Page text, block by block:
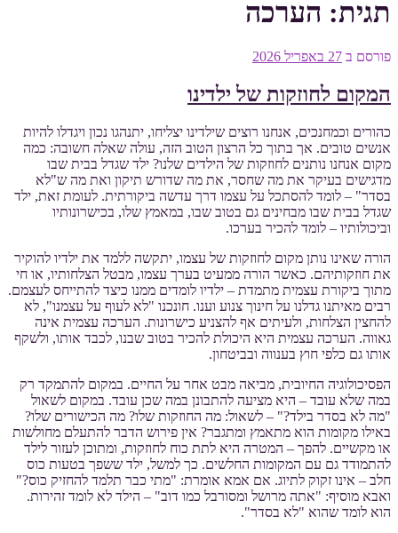
תגית: הערכה
פורסם ב 27 באפריל 2026
המקום לחוזקות של ילדינו
כהורים וכמחנכים, אנחנו רוצים שילדינו יצליחו, יתנהגו נכון ויגדלו להיות
אנשים טובים. אך בתוך כל הרצון הטוב הזה, עולה שאלה חשובה: כמה
מקום אנחנו נותנים לחוזקות של הילדים שלנו? ילד שגדל בבית שבו
מדגישים בעיקר את מה שחסר, את מה שדורש תיקון ואת מה ש"לא
בסדר" – לומד להסתכל על עצמו דרך עדשה ביקורתית. לעומת זאת, ילד
שגדל בבית שבו מבחינים גם בטוב שבו, במאמץ שלו, בכישרונותיו
וביכולותיו – לומד להכיר בערכו.
הורה שאינו נותן מקום לחוזקות של עצמו, יתקשה ללמד את ילדיו להוקיר
את חוזקותיהם. כאשר הורה ממעיט בערך עצמו, מבטל הצלחותיו, או חי
מתוך ביקורת עצמית מתמדת – ילדיו לומדים ממנו כיצד להתייחס לעצמם.
רבים מאיתנו גדלנו על חינוך צנוע וענו. חונכנו "לא לעוף על עצמנו", לא
להחצין הצלחות, ולעיתים אף להצניע כישרונות. הערכה עצמית אינה
גאווה. הערכה עצמית היא היכולת להכיר בטוב שבנו, לכבד אותו, ולשקף
אותו גם כלפי חוץ בענווה ובביטחון.
הפסיכולוגיה החיובית, מביאה מבט אחר על החיים. במקום להתמקד רק
במה שלא עובד – היא מציעה להתבונן במה שכן עובד. במקום לשאול
"מה לא בסדר בילד?" – לשאול: מה החוזקות שלו? מה הכישורים שלו?
באילו מקומות הוא מתאמץ ומתגבר? אין פירוש הדבר להתעלם מחולשות
או מקשיים. להפך – המטרה היא לתת כוח לחוזקות, ומתוכן לעזור לילד
להתמודד גם עם המקומות החלשים. כך למשל, ילד ששפך בטעות כוס
חלב – אינו זקוק לתיוג. אם אמא אומרת: "מתי כבר תלמד להחזיק כוס?"
ואבא מוסיף: "אתה מרושל ומסורבל כמו דוב" – הילד לא לומד זהירות.
הוא לומד שהוא "לא בסדר".